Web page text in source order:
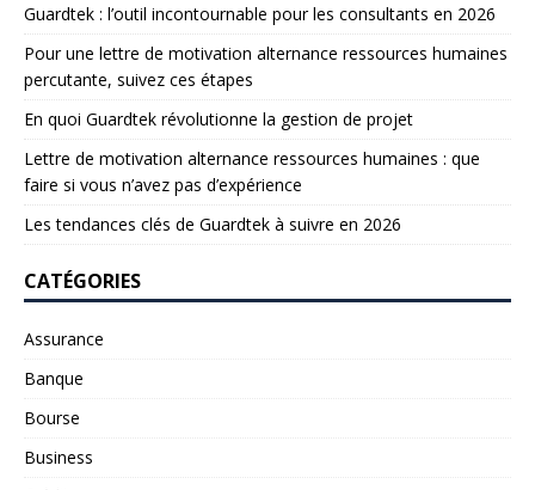
Guardtek : l’outil incontournable pour les consultants en 2026
Pour une lettre de motivation alternance ressources humaines
percutante, suivez ces étapes
En quoi Guardtek révolutionne la gestion de projet
Lettre de motivation alternance ressources humaines : que
faire si vous n’avez pas d’expérience
Les tendances clés de Guardtek à suivre en 2026
CATÉGORIES
Assurance
Banque
Bourse
Business